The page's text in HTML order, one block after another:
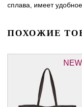
сплава, имеет
ПОХОЖИЕ
NEW